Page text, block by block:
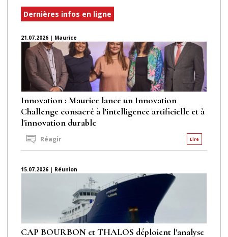
Dernières infos en ligne
21.07.2026 | Maurice
Innovation : Maurice lance un Innovation
Challenge consacré à l'intelligence artificielle et à
l'innovation durable
Lire
Réagir
15.07.2026 | Réunion
CAP BOURBON et THALOS déploient l'analyse